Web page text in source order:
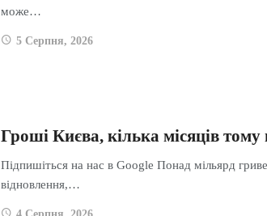
може…
5 Серпня, 2026
Гроші Києва, кілька місяців тому
Підпишіться на нас в Google Понад мільярд
відновлення,…